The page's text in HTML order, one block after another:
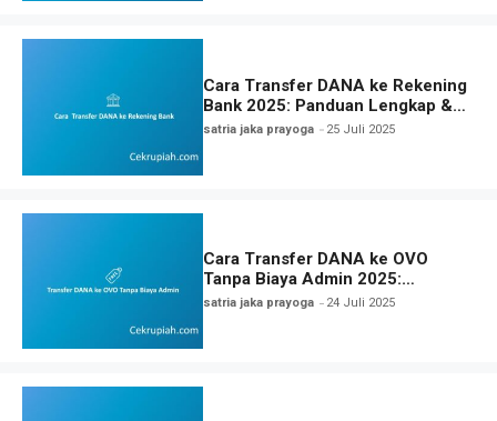
Cara Transfer DANA ke Rekening
Bank 2025: Panduan Lengkap &
Tips Aman
satria jaka prayoga 25 Juli 2025
Cara Transfer DANA ke OVO
Tanpa Biaya Admin 2025:
Panduan Praktis & legal
satria jaka prayoga 24 Juli 2025